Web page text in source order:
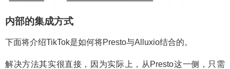
内部的集成方式
下面将介绍TikTok是如何将Presto与Alluxio结合的。
解决方法其实很直接，因为实际上，从Presto这一侧，只需